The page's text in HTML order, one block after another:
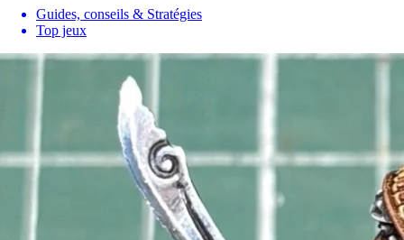
Guides, conseils & Stratégies
Top jeux